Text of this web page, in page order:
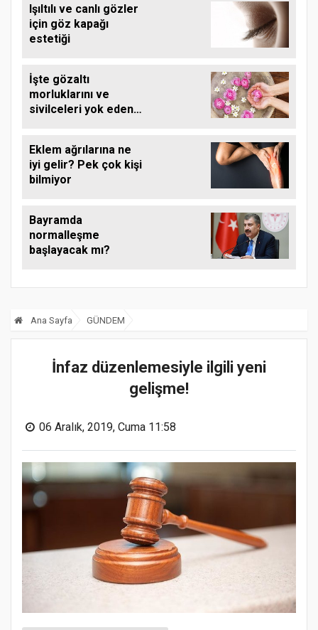
alamıyordum
Işıltılı ve canlı gözler
için göz kapağı
estetiği
İşte gözaltı
morluklarını ve
sivilceleri yok eden
Eklem ağrılarına ne
iyi gelir? Pek çok kişi
bilmiyor
Bayramda
normalleşme
başlayacak mı?
Ana Sayfa GÜNDEM
İnfaz düzenlemesiyle ilgili yeni
gelişme!
06 Aralık, 2019, Cuma 11:58